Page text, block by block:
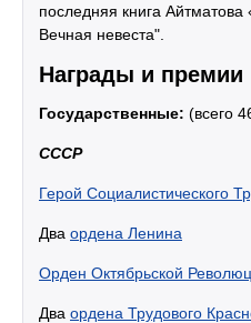
последняя книга
Вечная невеста".
Награды и премии
Государственные: (всего
СССР
Герой Социалистического
Два ордена Ленина
Орден Октябрьской
Два ордена Трудового